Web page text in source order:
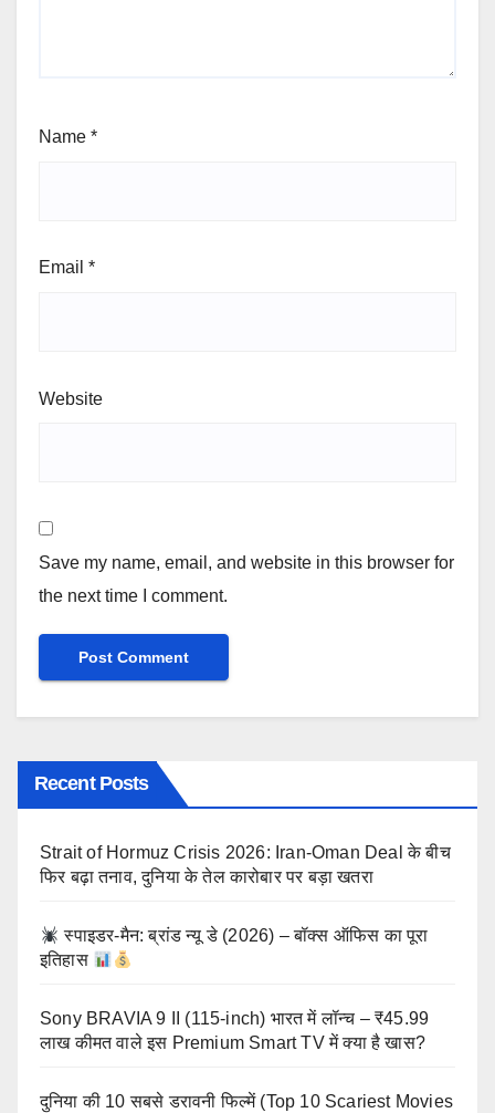
Name *
Email *
Website
Save my name, email, and website in this browser for
the next time I comment.
Recent Posts
Strait of Hormuz Crisis 2026: Iran-Oman Deal के बीच
फिर बढ़ा तनाव, दुनिया के तेल कारोबार पर बड़ा खतरा
स्पाइडर-मैन: ब्रांड न्यू डे (2026) – बॉक्स ऑफिस का पूरा
इतिहास
Sony BRAVIA 9 II (115-inch) भारत में लॉन्च – ₹45.99
लाख कीमत वाले इस Premium Smart TV में क्या है खास?
दुनिया की 10 सबसे डरावनी फिल्में (Top 10 Scariest Movies